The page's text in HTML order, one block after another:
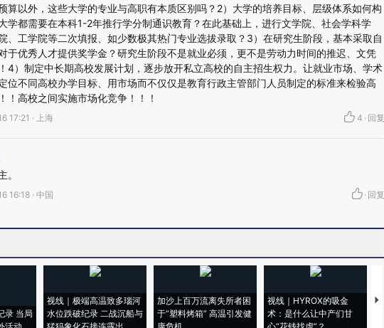
算以外，这些大学的专业与高职有本质区别吗？2）大学的培养目标、层级体系如何构
学都需要在本科1-2年推行学分制通识教育？在此基础上，进行文学院、社会学科学
、工学院等二次填报、如少数极其热门专业选拔录取？3）在研究生阶段，基本采取自
于优秀人才提供奖学金？研究生阶段不是就业必须，更不是劳动力时间的推迟、文凭
4）制定中长期高校发展计划，逐步放开私立高校的自主招生权力。让就业市场、学术
位不同高校办学目标、用市场而不仅仅是教育行政主管部门人员制定的标准来检验高
！高校之间实施市场化竞争！！！
17:21 · 上海 4 · 回复
。
16:18 · 中国 · 回复
录 当局
视线｜极端高温致多瑙河
水位跌破纪录 二战沉船与
加沙上百万流离失所者困
于“塑料烤箱” 高温引发健
视线｜HYROX的吸金
术：是什么让中产们甘